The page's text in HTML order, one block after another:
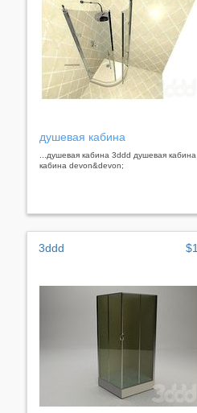
душевая кабина
...душевая кабина 3ddd душевая кабина
кабина devon&devon;
3ddd $1